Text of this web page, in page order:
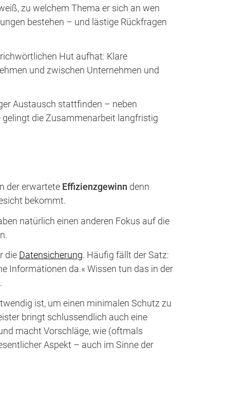
zu welchem Thema er sich an wen
bestehen – und lästige Rückfragen
Hut aufhat: Klare
und zwischen Unternehmen und
Austausch stattfinden – neben
die Zusammenarbeit langfristig
der erwartete Effizienzgewinn denn
bekommt.
natürlich einen anderen Fokus auf die
die Datensicherung. Häufig fällt der Satz:
Informationen da.« Wissen tun das in der
ist, um einen minimalen Schutz zu
bringt schlussendlich auch eine
macht Vorschläge, wie (oftmals
Aspekt – auch im Sinne der